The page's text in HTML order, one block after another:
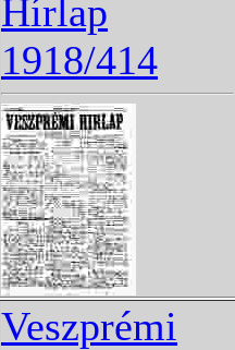
Hírlap
1918/414
Veszprémi